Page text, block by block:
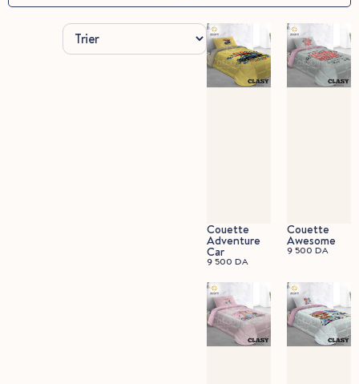
Couette
Adventure
Car
9 500DA
Couette
Awesome
9 500DA